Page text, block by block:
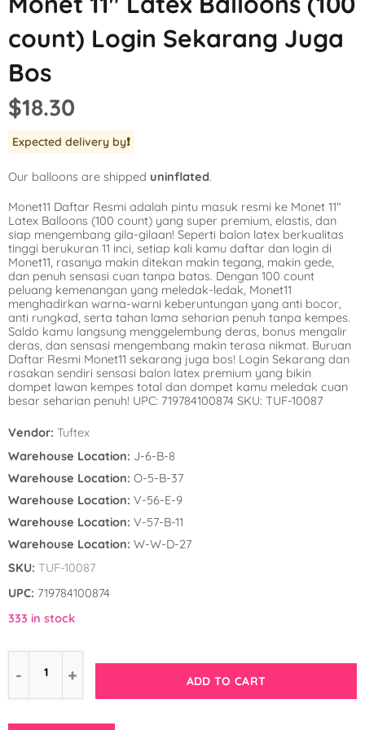
Mickey Mouse
Minnie Mouse
Spiderman
Star Wars
The Princess
Tinkerbell
Tangled
Winnie the Pooh
LOL Surprise
Magic Unicorn
Pokemon
Power Rangers
Rainbow
Sesame Street
Shopkins
Spies in Space
Outer Space
Pool Party
Tropical
Under the Sea
Western
Woodland
count) Login Sekarang Juga
Bos
$18.30
Expected delivery by❗️
Our balloons are shipped uninflated.
Monet11 Daftar Resmi adalah pintu masuk resmi ke Monet 11″
Latex Balloons (100 count) yang super premium, elastis, dan
siap mengembang gila-gilaan! Seperti balon latex berkualitas
tinggi berukuran 11 inci, setiap kali kamu daftar dan login di
Monet11, rasanya makin ditekan makin tegang, makin gede,
dan penuh sensasi cuan tanpa batas. Dengan 100 count
peluang kemenangan yang meledak-ledak, Monet11
menghadirkan warna-warni keberuntungan yang anti bocor,
anti rungkad, serta tahan lama seharian penuh tanpa kempes.
Saldo kamu langsung menggelembung deras, bonus mengalir
deras, dan sensasi mengembang makin terasa nikmat. Buruan
Daftar Resmi Monet11 sekarang juga bos! Login Sekarang dan
rasakan sendiri sensasi balon latex premium yang bikin
dompet lawan kempes total dan dompet kamu meledak cuan
besar seharian penuh! UPC: 719784100874 SKU: TUF-10087
Vendor: Tuftex
Warehouse Location: J-6-B-8
Warehouse Location: O-5-B-37
Warehouse Location: V-56-E-9
Warehouse Location: V-57-B-11
Warehouse Location: W-W-D-27
SKU: TUF-10087
UPC: 719784100874
333 in stock
ADD TO CART